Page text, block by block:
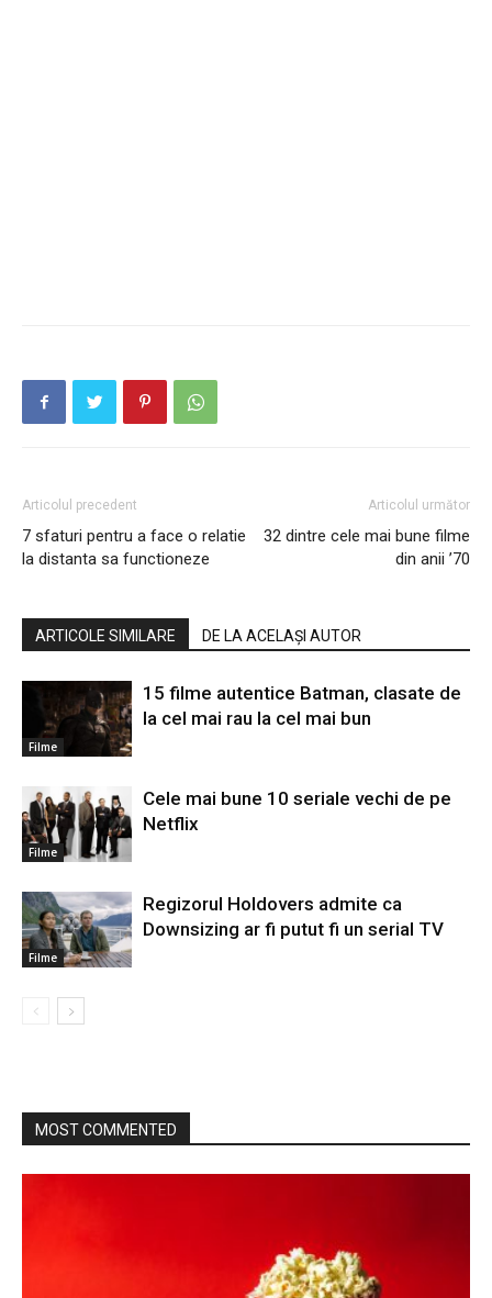
Articolul precedent
7 sfaturi pentru a face o relatie
la distanta sa functioneze
Articolul următor
32 dintre cele mai bune filme
din anii ’70
ARTICOLE SIMILARE DE LA ACELAȘI AUTOR
Filme
15 filme autentice Batman, clasate de
la cel mai rau la cel mai bun
Filme
Cele mai bune 10 seriale vechi de pe
Netflix
Filme
Regizorul Holdovers admite ca
Downsizing ar fi putut fi un serial TV
MOST COMMENTED